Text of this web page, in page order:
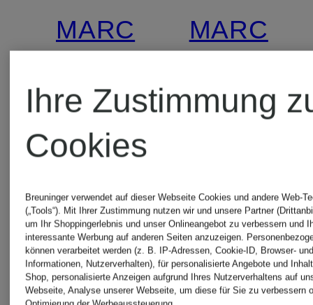
Zertifiziert
MARC
Lederhose
MARC
Alpaka
499 €
Ihre Zustimmung
Cookies
Breuninger verwendet auf dieser Webseite Cookies und andere Web-
(„Tools“). Mit Ihrer Zustimmung nutzen wir und unsere Partner
um Ihr Shoppingerlebnis und unser Onlineangebot zu verbessern und
interessante Werbung auf anderen Seiten anzuzeigen.
können verarbeitet werden (z. B. IP-Adressen, Cookie-ID, Browser-
Informationen, Nutzerverhalten), für personalisierte Angebote und
Shop, personalisierte Anzeigen aufgrund Ihres Nutzerverhaltens auf
Webseite, Analyse unserer Webseite, um diese für Sie zu verbessern